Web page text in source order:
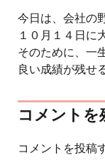
今日は、会社の
１０月１４日に
そのために、一
良い成績が残せ
コメントを
コメントを投稿